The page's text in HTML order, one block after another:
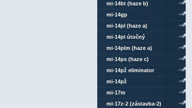
mi-14bt (haze b)
mi-14gp
mi-14pl (haze a)
mi-14pl útočný
mi-14plm (haze a)
mi-14ps (haze c)
mi-14pž eliminator
mi-14pž
mi-17m
mi-17z-2 (zástavba-2)